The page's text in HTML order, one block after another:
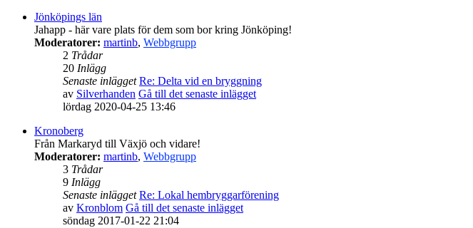
Jönköpings län
Jahapp - här vare plats för dem som bor kring Jönköping!
Moderatorer: martinb, Webbgrupp
2 Trådar
20 Inlägg
Senaste inlägget Re: Delta vid en bryggning
av Silverhanden Gå till det senaste inlägget
lördag 2020-04-25 13:46
Kronoberg
Från Markaryd till Växjö och vidare!
Moderatorer: martinb, Webbgrupp
3 Trådar
9 Inlägg
Senaste inlägget Re: Lokal hembryggarförening
av Kronblom Gå till det senaste inlägget
söndag 2017-01-22 21:04